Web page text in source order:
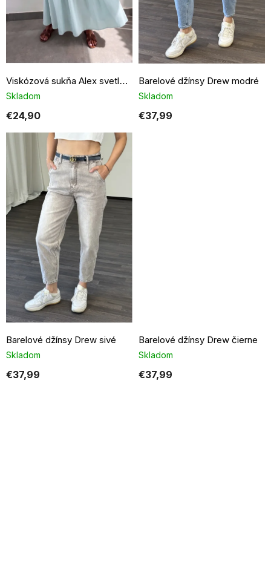
k
Viskózová sukňa Alex svetlo modrá
Skladom
€24,90
Barelové džínsy Drew modré
Skladom
€37,99
Barelové džínsy Drew sivé
Skladom
€37,99
Barelové džínsy Drew čierne
Skladom
€37,99